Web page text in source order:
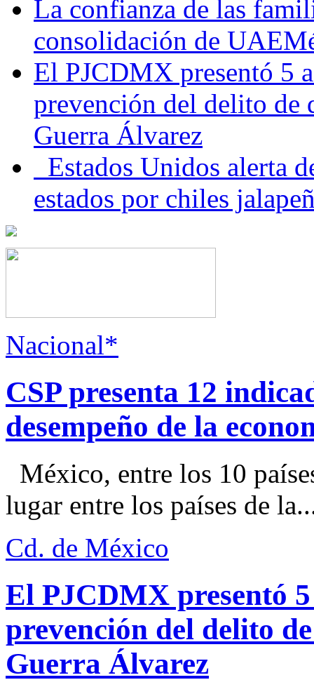
La confianza de las
consolidación de
El PJCDMX presentó 5
prevención del delito de
Guerra Álvarez
Estados Unidos alerta
estados por chiles
Nacional*
CSP presenta 12
desempeño de la
México, entre los 10
lugar entre los países de
Cd. de México
El PJCDMX presentó
prevención del delito
Guerra Álvarez